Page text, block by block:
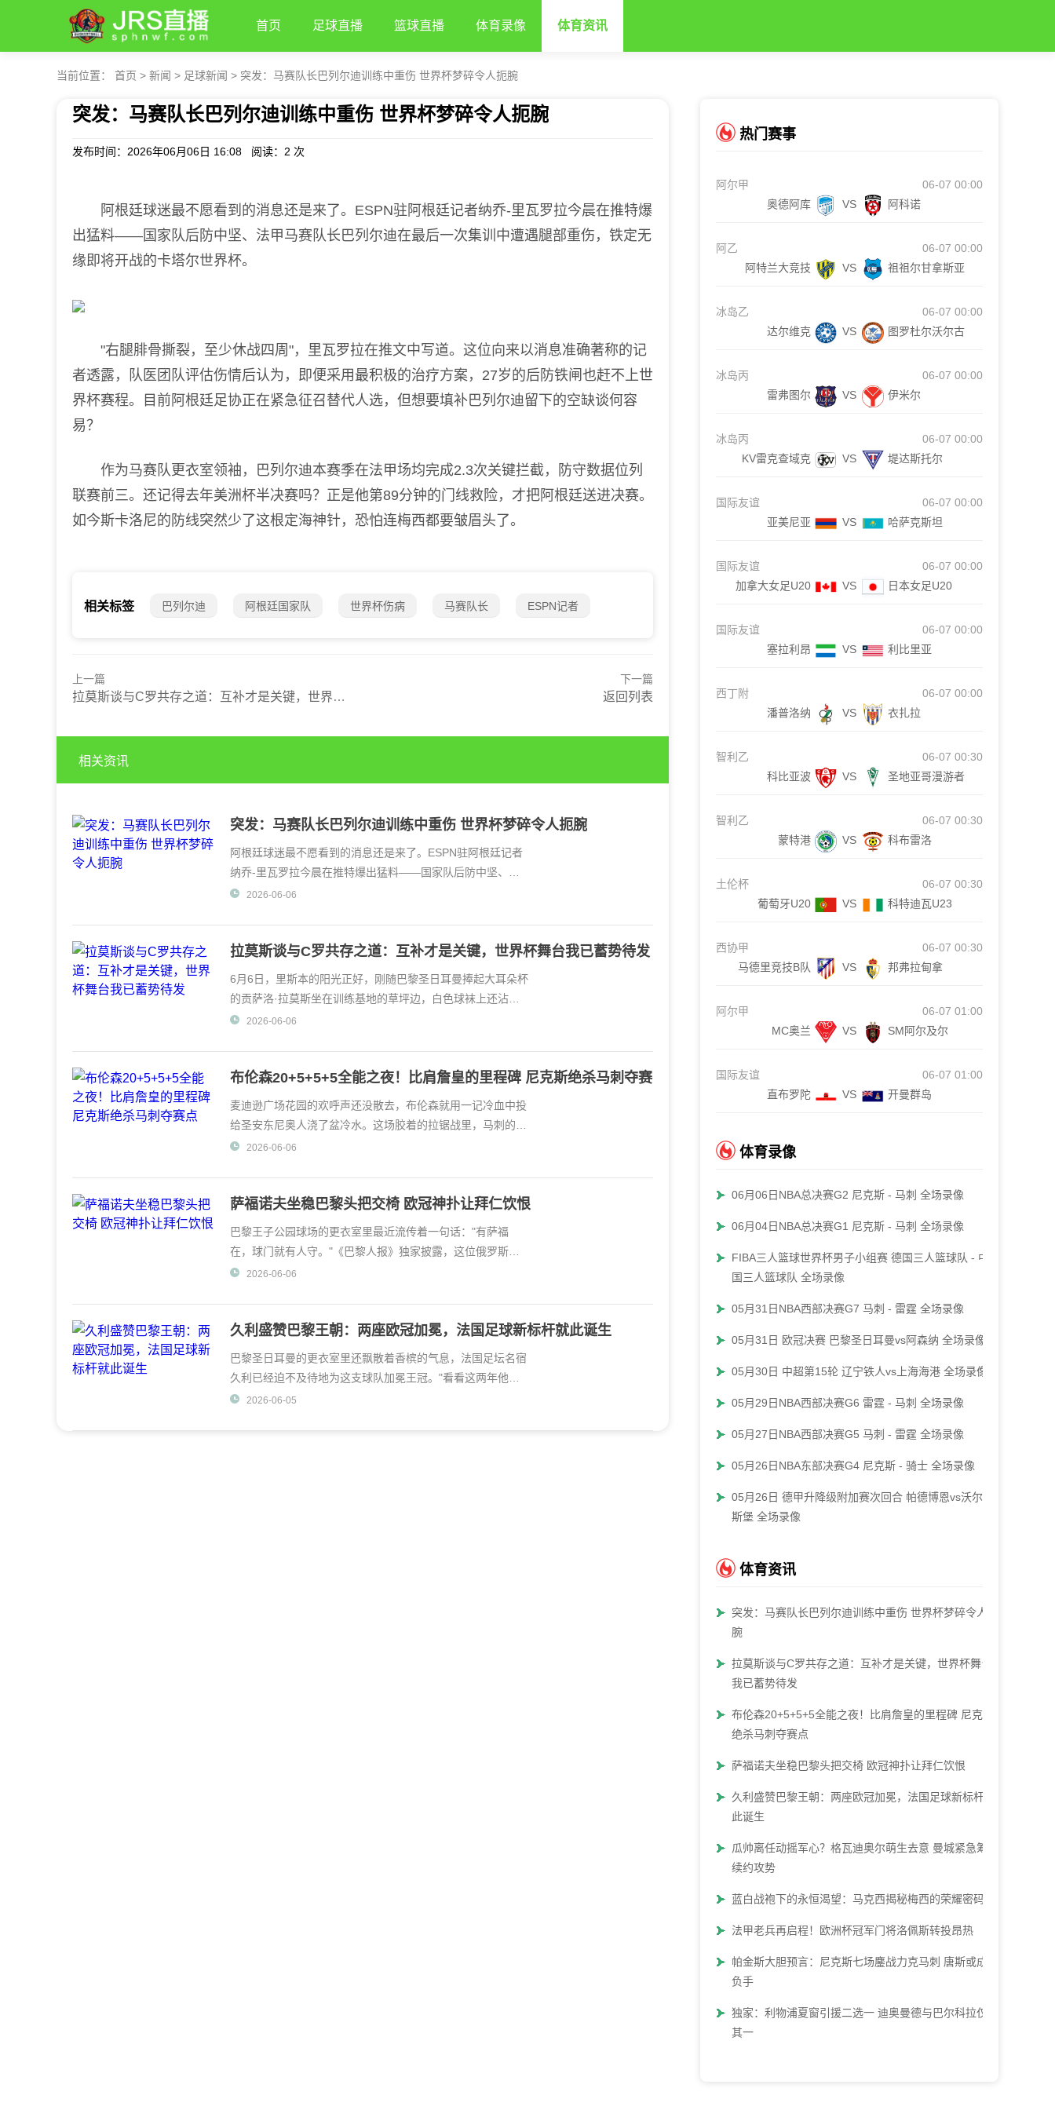
首页 足球直播 篮球直播 体育录像 体育资讯
当前位置： 首页 > 新闻 > 足球新闻 > 突发：马赛队长巴列尔迪训练中重伤 世界杯梦碎令人扼腕
突发：马赛队长巴列尔迪训练中重伤 世界杯梦碎令人扼腕
发布时间：2026年06月06日 16:08 阅读： 2 次
阿根廷球迷最不愿看到的消息还是来了。ESPN驻阿根廷记者纳乔-里瓦罗拉今晨在推特爆
出猛料——国家队后防中坚、法甲马赛队长巴列尔迪在最后一次集训中遭遇腿部重伤，铁定无
缘即将开战的卡塔尔世界杯。
"右腿腓骨撕裂，至少休战四周"，里瓦罗拉在推文中写道。这位向来以消息准确著称的记
者透露，队医团队评估伤情后认为，即便采用最积极的治疗方案，27岁的后防铁闸也赶不上世
界杯赛程。目前阿根廷足协正在紧急征召替代人选，但想要填补巴列尔迪留下的空缺谈何容
易？
作为马赛队更衣室领袖，巴列尔迪本赛季在法甲场均完成2.3次关键拦截，防守数据位列
联赛前三。还记得去年美洲杯半决赛吗？正是他第89分钟的门线救险，才把阿根廷送进决赛。
如今斯卡洛尼的防线突然少了这根定海神针，恐怕连梅西都要皱眉头了。
相关标签 巴列尔迪 阿根廷国家队 世界杯伤病 马赛队长 ESPN记者
上一篇
拉莫斯谈与C罗共存之道：互补才是关键，世界杯舞台我已蓄势待发
下一篇
返回列表
相关资讯
突发：马赛队长巴列尔迪训练中重伤 世界杯梦碎令人扼腕
阿根廷球迷最不愿看到的消息还是来了。ESPN驻阿根廷记者
纳乔-里瓦罗拉今晨在推特爆出猛料——国家队后防中坚、法
甲马赛队长巴列
2026-06-06
拉莫斯谈与C罗共存之道：互补才是关键，世界杯舞台我已蓄势待发
6月6日，里斯本的阳光正好，刚随巴黎圣日耳曼捧起大耳朵杯
的贡萨洛·拉莫斯坐在训练基地的草坪边，白色球袜上还沾着
草屑。这位23岁的中
2026-06-06
布伦森20+5+5+5全能之夜！比肩詹皇的里程碑 尼克斯绝杀马刺夺赛
点
麦迪逊广场花园的欢呼声还没散去，布伦森就用一记冷血中投
给圣安东尼奥人浇了盆冷水。这场胶着的拉锯战里，马刺的防
守绞索几乎让这位
2026-06-06
萨福诺夫坐稳巴黎头把交椅 欧冠神扑让拜仁饮恨
巴黎王子公园球场的更衣室里最近流传着一句话："有萨福
在，球门就有人守。"《巴黎人报》独家披露，这位俄罗斯门
神下赛季将继续把守巴
2026-06-06
久利盛赞巴黎王朝：两座欧冠加冕，法国足球新标杆就此诞生
巴黎圣日耳曼的更衣室里还飘散着香槟的气息，法国足坛名宿
久利已经迫不及待地为这支球队加冕王冠。"看看这两年他们
创造的历史，"这
2026-06-05
热门赛事
阿尔甲
06-07 00:00
奥德阿库
VS 阿科诺
阿乙
06-07 00:00
阿特兰大竞技
VS 祖祖尔甘拿斯亚
冰岛乙
06-07 00:00
达尔维克
VS 图罗杜尔沃尔古
冰岛丙
06-07 00:00
雷弗图尔
VS 伊米尔
冰岛丙
06-07 00:00
KV雷克查域克
VS 堤达斯托尔
国际友谊
06-07 00:00
亚美尼亚
VS 哈萨克斯坦
国际友谊
06-07 00:00
加拿大女足U20
VS 日本女足U20
国际友谊
06-07 00:00
塞拉利昂
VS 利比里亚
西丁附
06-07 00:00
潘普洛纳
VS 衣扎拉
智利乙
06-07 00:30
科比亚波
VS 圣地亚哥漫游者
智利乙
06-07 00:30
蒙特港
VS 科布雷洛
土伦杯
06-07 00:30
葡萄牙U20
VS 科特迪瓦U23
西协甲
06-07 00:30
马德里竞技B队
VS 邦弗拉甸拿
阿尔甲
06-07 01:00
MC奥兰
VS SM阿尔及尔
国际友谊
06-07 01:00
直布罗陀
VS 开曼群岛
体育录像
06月06日NBA总决赛G2 尼克斯 - 马刺 全场录像
06月04日NBA总决赛G1 尼克斯 - 马刺 全场录像
FIBA三人篮球世界杯男子小组赛 德国三人篮球队 - 中
国三人篮球队 全场录像
05月31日NBA西部决赛G7 马刺 - 雷霆 全场录像
05月31日 欧冠决赛 巴黎圣日耳曼vs阿森纳 全场录像
05月30日 中超第15轮 辽宁铁人vs上海海港 全场录像
05月29日NBA西部决赛G6 雷霆 - 马刺 全场录像
05月27日NBA西部决赛G5 马刺 - 雷霆 全场录像
05月26日NBA东部决赛G4 尼克斯 - 骑士 全场录像
05月26日 德甲升降级附加赛次回合 帕德博恩vs沃尔夫
斯堡 全场录像
体育资讯
突发：马赛队长巴列尔迪训练中重伤 世界杯梦碎令人扼
腕
拉莫斯谈与C罗共存之道：互补才是关键，世界杯舞台
我已蓄势待发
布伦森20+5+5+5全能之夜！比肩詹皇的里程碑 尼克斯
绝杀马刺夺赛点
萨福诺夫坐稳巴黎头把交椅 欧冠神扑让拜仁饮恨
久利盛赞巴黎王朝：两座欧冠加冕，法国足球新标杆就
此诞生
瓜帅离任动摇军心？格瓦迪奥尔萌生去意 曼城紧急筹备
续约攻势
蓝白战袍下的永恒渴望：马克西揭秘梅西的荣耀密码
法甲老兵再启程！欧洲杯冠军门将洛佩斯转投昂热
帕金斯大胆预言：尼克斯七场鏖战力克马刺 唐斯或成胜
负手
独家：利物浦夏窗引援二选一 迪奥曼德与巴尔科拉仅得
其一